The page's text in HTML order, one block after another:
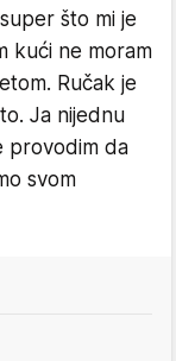
što mi je
kući ne moram
Ručak je
Ja nijednu
provodim da
svom